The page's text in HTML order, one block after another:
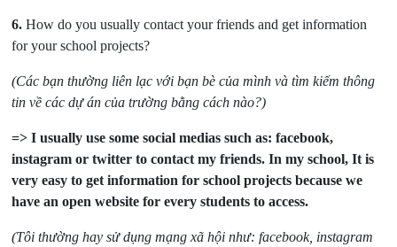
6. How do you usually contact your friends and get information
for your school projects?
(Các bạn thường liên lạc với bạn bè của mình và tìm kiếm thông
tin về các dự án của trường bằng cách nào?)
=> I usually use some social medias such as: facebook,
instagram or twitter to contact my friends. In my school, It is
very easy to get information for school projects because we
have an open website for every students to access.
(Tôi thường hay sử dụng mạng xã hội như: facebook, instagram